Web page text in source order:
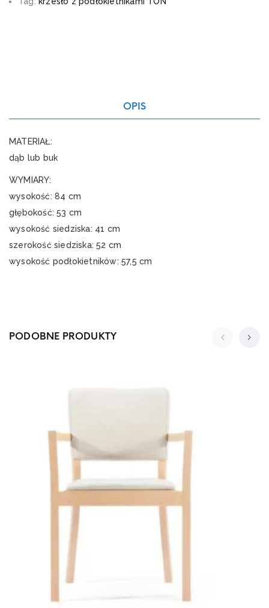
OPIS
MATERIAŁ:
dąb lub buk
WYMIARY:
wysokość: 84 cm
głębokość: 53 cm
wysokość siedziska: 41 cm
szerokość siedziska: 52 cm
wysokość podłokietników: 57,5 cm
PODOBNE PRODUKTY